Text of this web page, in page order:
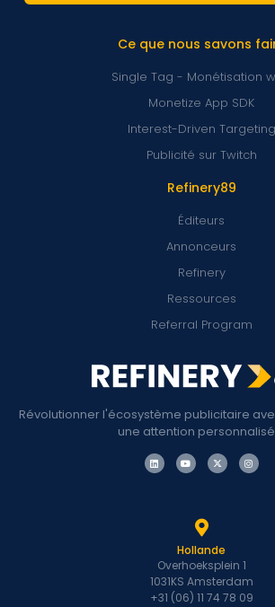
Révolutionner l'écosystème publicitaire
une attention
Refinery89
Éditeurs
Annonceurs
Refinery
Ressources
Referral Program
Ce que nous savons
Single Tag - Monétisation
Monetize App SDK
Interest-Driven Targeting
Publicité sur Twitch
Hollande
Overhoeksplein 1
1031KS Amsterdam
+31 (06) 11 74 78 09